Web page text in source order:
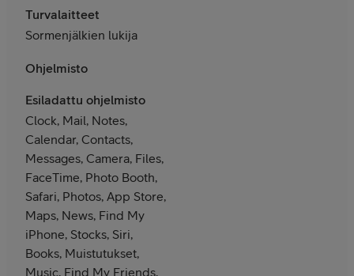
Turvalaitteet
Sormenjälkien lukija
Ohjelmisto
Esiladattu ohjelmisto
Clock, Mail, Notes,
Calendar, Contacts,
Messages, Camera, Files,
FaceTime, Photo Booth,
Safari, Photos, App Store,
Maps, News, Find My
iPhone, Stocks, Siri,
Books, Muistutukset,
Music, Find My Friends,